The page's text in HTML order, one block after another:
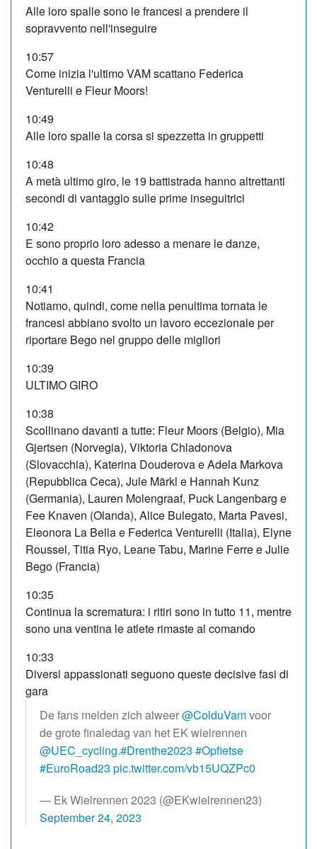
Alle loro spalle sono le francesi a prendere il
sopravvento nell'inseguire
10:57
Come inizia l'ultimo VAM scattano Federica
Venturelli e Fleur Moors!
10:49
Alle loro spalle la corsa si spezzetta in gruppetti
10:48
A metà ultimo giro, le 19 battistrada hanno altrettanti
secondi di vantaggio sulle prime inseguitrici
10:42
E sono proprio loro adesso a menare le danze,
occhio a questa Francia
10:41
Notiamo, quindi, come nella penultima tornata le
francesi abbiano svolto un lavoro eccezionale per
riportare Bego nel gruppo delle migliori
10:39
ULTIMO GIRO
10:38
Scollinano davanti a tutte: Fleur Moors (Belgio), Mia
Gjertsen (Norvegia), Viktoria Chladonova
(Slovacchia), Katerina Douderova e Adela Markova
(Repubblica Ceca), Jule Märkl e Hannah Kunz
(Germania), Lauren Molengraaf, Puck Langenbarg e
Fee Knaven (Olanda), Alice Bulegato, Marta Pavesi,
Eleonora La Bella e Federica Venturelli (Italia), Elyne
Roussel, Titia Ryo, Leane Tabu, Marine Ferre e Julie
Bego (Francia)
10:35
Continua la scrematura: i ritiri sono in tutto 11, mentre
sono una ventina le atlete rimaste al comando
10:33
Diversi appassionati seguono queste decisive fasi di
gara
De fans melden zich alweer@ColduVamvoor
de grote finaledag van het EK wielrennen
@UEC_cycling.#Drenthe2023 #Opfietse
#EuroRoad23 pic.twitter.com/vb15UQZPc0
— Ek Wielrennen 2023 (@EKwielrennen23)
September 24, 2023